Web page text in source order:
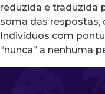
reduzida e traduzida
soma das respostas,
Indivíduos com
“nunca” a nenhuma